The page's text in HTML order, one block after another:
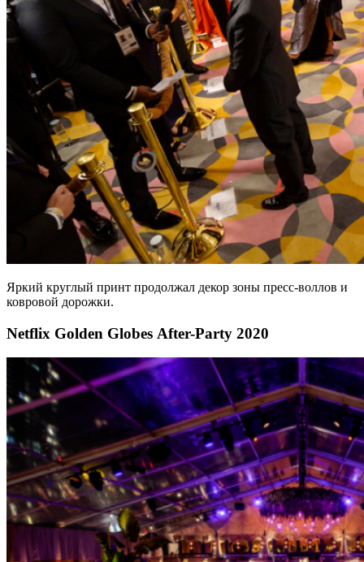
Яркий круглый принт продолжал декор зоны пресс-воллов и
ковровой дорожки.
Netflix Golden Globes After-Party 2020